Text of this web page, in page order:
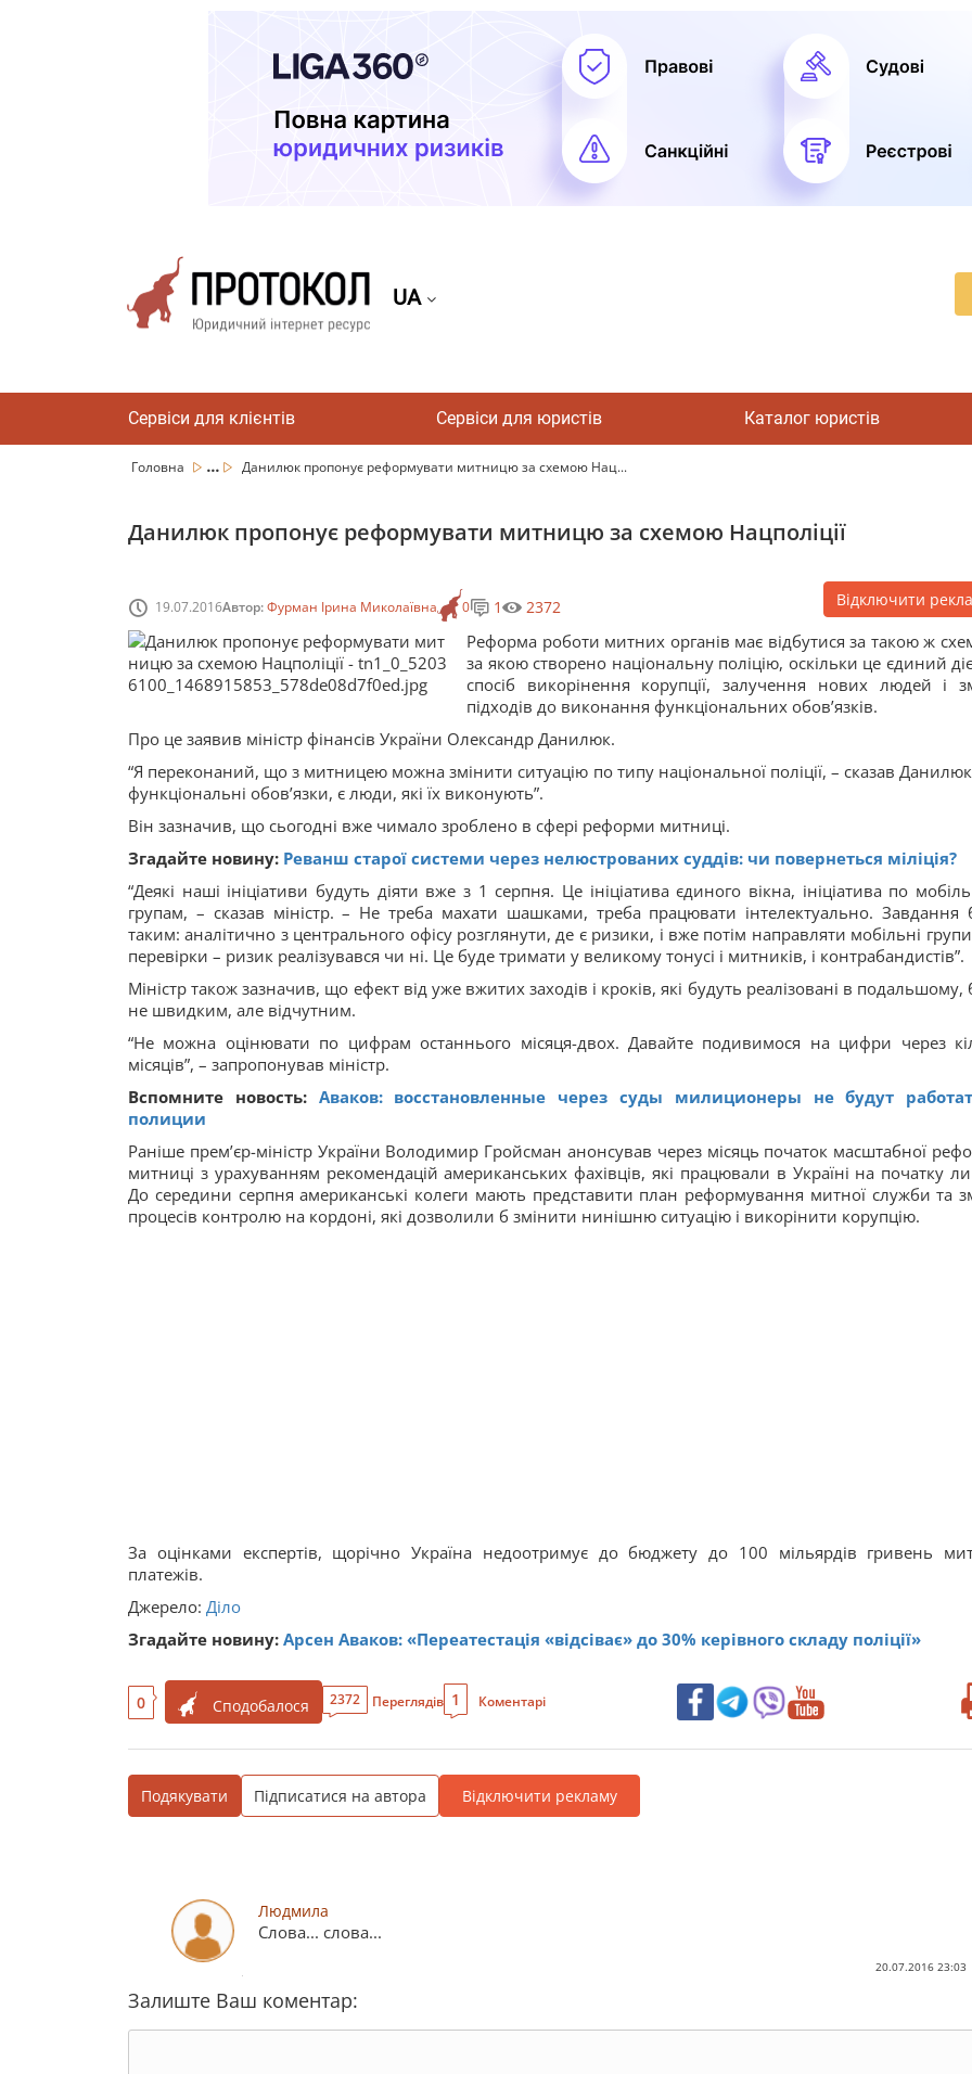
UA
Сервіси для клієнтів Сервіси для юристів Каталог юристів
Головна ... Данилюк пропонує реформувати митницю за схемою Нац...
Данилюк пропонує реформувати митницю за схемою Нацполіції
19.07.2016Автор:Фурман Ірина Миколаївна 0 1 2372 Відключити
Реформа роботи митних органів має відбутися за такою ж
за якою створено національну поліцію, оскільки це єдиний
спосіб викорінення корупції, залучення нових людей і
підходів до виконання функціональних обов’язків.
Про це заявив міністр фінансів України Олександр Данилюк.
“Я переконаний, що з митницею можна змінити ситуацію по типу національної поліції, – сказав
функціональні обов’язки, є люди, які їх виконують”.
Він зазначив, що сьогодні вже чимало зроблено в сфері реформи митниці.
Згадайте новину: Реванш старої системи через нелюстрованих суддів: чи повернеться міліція?
“Деякі наші ініціативи будуть діяти вже з 1 серпня. Це ініціатива єдиного вікна, ініціатива по
групам, – сказав міністр. – Не треба махати шашками, треба працювати інтелектуально. Завдання
таким: аналітично з центрального офісу розглянути, де є ризики, і вже потім направляти мобільні
перевірки – ризик реалізувався чи ні. Це буде тримати у великому тонусі і митників, і контрабандистів”.
Міністр також зазначив, що ефект від уже вжитих заходів і кроків, які будуть реалізовані в подальшому,
не швидким, але відчутним.
“Не можна оцінювати по цифрам останнього місяця-двох. Давайте подивимося на цифри через
місяців”, – запропонував міністр.
Вспомните новость: Аваков: восстановленные через суды милиционеры не будут
полиции
Раніше прем’єр-міністр України Володимир Гройсман анонсував через місяць початок масштабної
митниці з урахуванням рекомендацій американських фахівців, які працювали в Україні на початку
До середини серпня американські колеги мають представити план реформування митної служби та
процесів контролю на кордоні, які дозволили б змінити нинішню ситуацію і викорінити корупцію.
За оцінками експертів, щорічно Україна недоотримує до бюджету до 100 мільярдів гривень
платежів.
Джерело: Діло
Згадайте новину: Арсен Аваков: «Переатестація «відсіває» до 30% керівного складу поліції»
0 Сподобалося 2372 Переглядів 1 Коментарі
Подякувати Підписатися на автора Відключити рекламу
Людмила
Слова... слова...
20.07.2016 23:03
Залиште Ваш коментар: